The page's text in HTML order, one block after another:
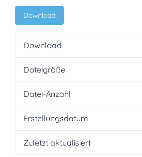
Download
Download
Dateigröße
Datei-Anzahl
Erstellungsdatum
Zuletzt aktualisiert